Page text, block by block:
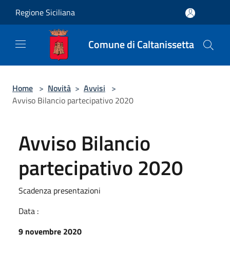
Regione Siciliana
Comune di Caltanissetta
Home > Novità > Avvisi >
Avviso Bilancio partecipativo 2020
Avviso Bilancio
partecipativo 2020
Scadenza presentazioni
Data :
9 novembre 2020